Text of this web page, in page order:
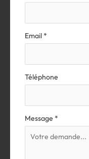
Email *
Téléphone
Message *